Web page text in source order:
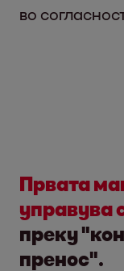
во
Првата
управува
преку
пренос".